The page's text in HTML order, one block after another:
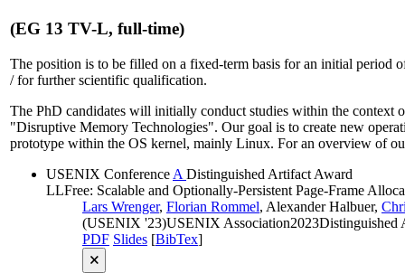
(EG 13 TV-L, full-time)
The position is to be filled on a fixed-term basis for an initial period
/ for further scientific qualification.
The PhD candidates will initially conduct studies within the context
"Disruptive Memory Technologies". Our goal is to create new
prototype within the OS kernel, mainly Linux. For an overview of
USENIX Conference A Distinguished Artifact Award
LLFree: Scalable and Optionally-Persistent Page-Frame
Lars Wrenger, Florian Rommel, Alexander Halbuer,
(USENIX '23)USENIX Association2023Distinguished
PDF Slides [BibTex]
🗙